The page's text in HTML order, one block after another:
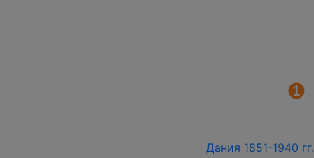
Дания 1851-1940